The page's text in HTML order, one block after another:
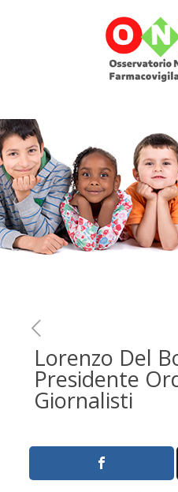
Lorenzo Del
Presidente
Giornalisti